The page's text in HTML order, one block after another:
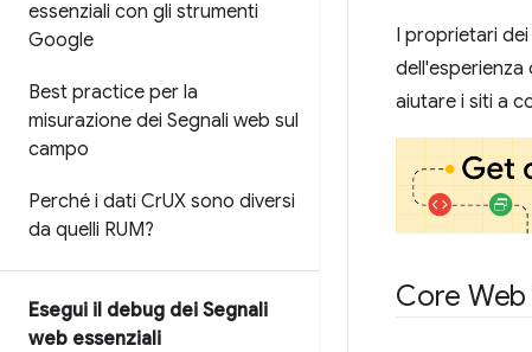
essenziali con gli strumenti
Google
Best practice per la
misurazione dei Segnali web sul
campo
Perché i dati CrUX sono diversi
da quelli RUM?
Esegui il debug dei Segnali
web essenziali
I proprietari
dell'esperienza
aiutare i siti a
Core Web